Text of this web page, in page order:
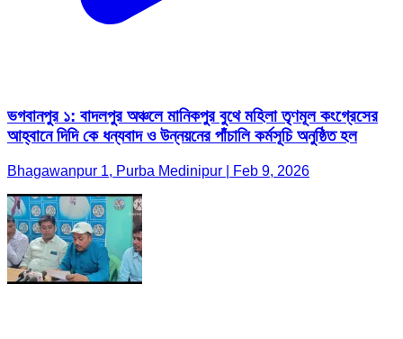
ভগবানপুর ১: বাদলপুর অঞ্চলে মানিকপুর বুথে মহিলা তৃণমূল কংগ্রেসের
আহ্বানে দিদি কে ধন্যবাদ ও উন্নয়নের পাঁচালি কর্মসূচি অনুষ্ঠিত হল
Bhagawanpur 1, Purba Medinipur | Feb 9, 2026